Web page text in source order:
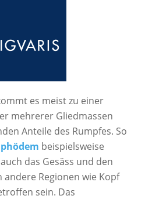
es meist zu einer
mehrerer Gliedmassen
Anteile des Rumpfes. So
beispielsweise
das Gesäss und den
andere Regionen wie Kopf
sein. Das